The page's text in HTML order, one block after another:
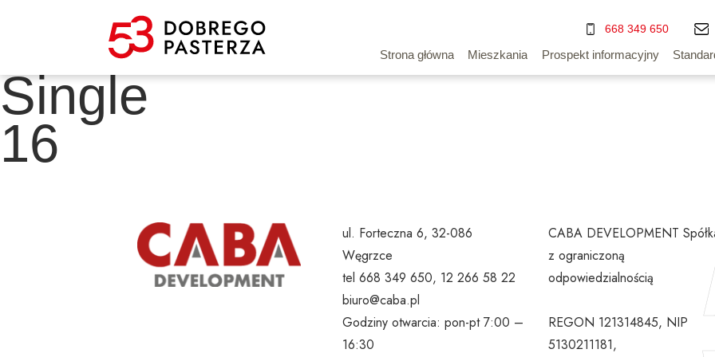
668 349 650
Prospekt informacyjny
Mieszkania
Strona główna
Single
16
ul. Forteczna 6, 32-086
Węgrzce
tel 668 349 650, 12 266 58 22
biuro@caba.pl
Godziny otwarcia: pon-pt 7:00 –
16:30
CABA DEVELOPMENT
z ograniczoną
odpowiedzialnością
REGON 121314845, NIP
5130211181,